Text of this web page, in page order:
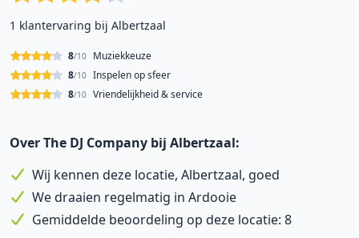
1 klantervaring bij Albertzaal
Muziekkeuze
8/10
Inspelen op sfeer
8/10
Vriendelijkheid & service
8/10
Over The DJ Company bij Albertzaal:
Wij kennen deze locatie, Albertzaal, goed
We draaien regelmatig in Ardooie
Gemiddelde beoordeling op deze locatie: 8